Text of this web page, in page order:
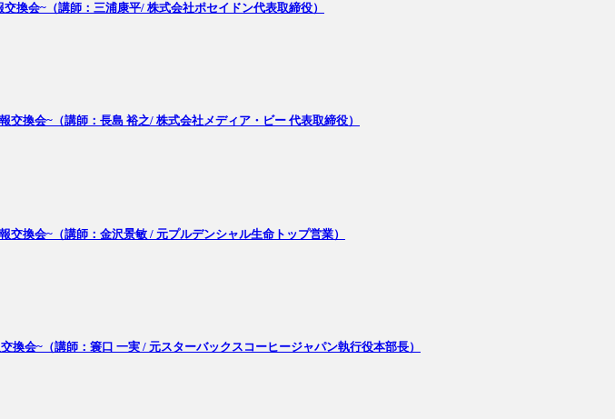
換会~（講師：三浦康平/ 株式会社ポセイドン代表取締役）
換会~（講師：長島 裕之/ 株式会社メディア・ビー 代表取締役）
換会~（講師：金沢景敏 / 元プルデンシャル生命トップ営業）
会~（講師：簑口 一実 / 元スターバックスコーヒージャパン執行役本部長）